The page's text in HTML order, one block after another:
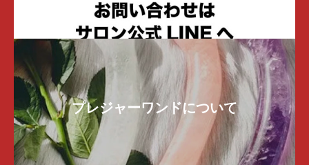
プレジャーワンドについて